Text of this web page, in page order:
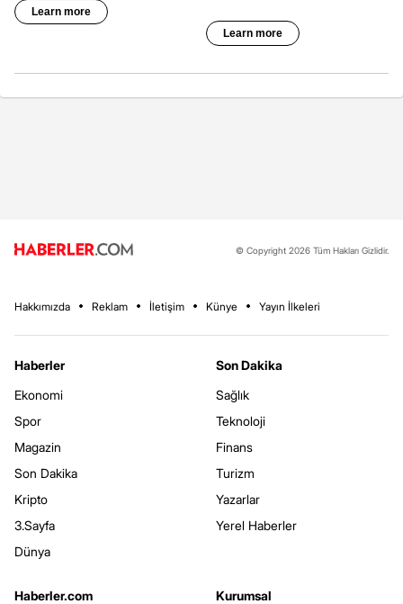
© Copyright 2026 Tüm Hakları Gizlidir.
Hakkımızda Reklam İletişim Künye Yayın İlkeleri
Haberler
Ekonomi
Spor
Magazin
Son Dakika
Kripto
3.Sayfa
Dünya
Son Dakika
Sağlık
Teknoloji
Finans
Turizm
Yazarlar
Yerel Haberler
Haberler.com
Kurumsal